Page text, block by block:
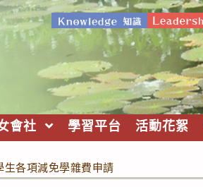
會社 學習平台 活動花絮
生各項減免學雜費申請